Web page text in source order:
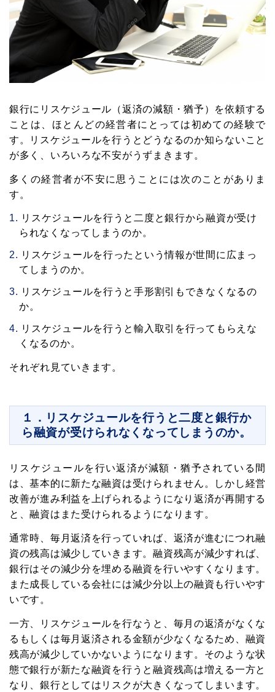
銀行にリスケジュール（返済の減額・猶予）を依頼する
ことは、ほとんどの経営者にとっては初めての経験で
す。リスケジュールを行うとどうなるのか知らないこと
が多く、いろいろな不安がうずまきます。
多くの経営者が不安に思うことには次のことがありま
す。
リスケジュールを行うと二度と銀行から融資が受け
られなくなってしまうのか。
リスケジュールを行ったという情報が世間に広まっ
てしまうのか。
リスケジュールを行うと手形割引もできなくなるの
か。
リスケジュールを行うと輸入取引を行ってもらえな
くなるのか。
それぞれ見ていきます。
１．リスケジュールを行うと二度と銀行か
ら融資が受けられなくなってしまうのか。
リスケジュールを行い返済が減額・猶予されている間
は、基本的に新たな融資は受けられません。しかし経営
改善が進み利益を上げられるようになり返済が再開する
と、融資はまた受けられるようになります。
通常時、毎月返済を行っていれば、返済が進むにつれ融
資の残高は減少していきます。融資残高が減少すれば、
銀行はその減少分を埋める融資を行いやすくなります。
また成長している会社には減少分以上の融資も行いやす
いです。
一方、リスケジュールを行なうと、毎月の返済がなくな
るもしくは毎月返済される金額が少なくなるため、融資
残高が減少していかないようになります。そのような状
態で銀行が新たな融資を行うと融資残高は増える一方と
なり、銀行としてはリスクが大きくなってしまいます。